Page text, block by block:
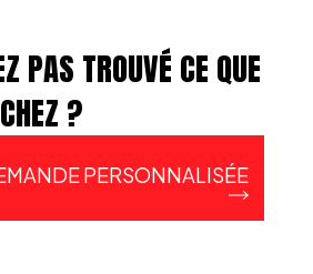
PAS TROUVÉ CE QUE
?
PERSONNALISÉE